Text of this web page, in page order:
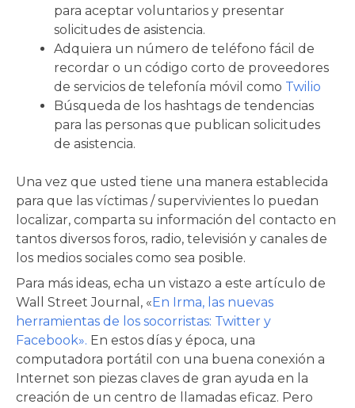
para aceptar voluntarios y presentar
solicitudes de asistencia.
Adquiera un número de teléfono fácil de
recordar o un código corto de proveedores
de servicios de telefonía móvil como Twilio
Búsqueda de los hashtags de tendencias
para las personas que publican solicitudes
de asistencia.
Una vez que usted tiene una manera establecida
para que las víctimas / supervivientes lo puedan
localizar, comparta su información del contacto en
tantos diversos foros, radio, televisión y canales de
los medios sociales como sea posible.
Para más ideas, echa un vistazo a este artículo de
Wall Street Journal, «En Irma, las nuevas
herramientas de los socorristas: Twitter y
Facebook». En estos días y época, una
computadora portátil con una buena conexión a
Internet son piezas claves de gran ayuda en la
creación de un centro de llamadas eficaz. Pero